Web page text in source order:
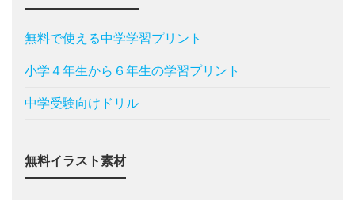
無料で使える中学学習プリント
小学４年生から６年生の学習プリント
中学受験向けドリル
無料イラスト素材